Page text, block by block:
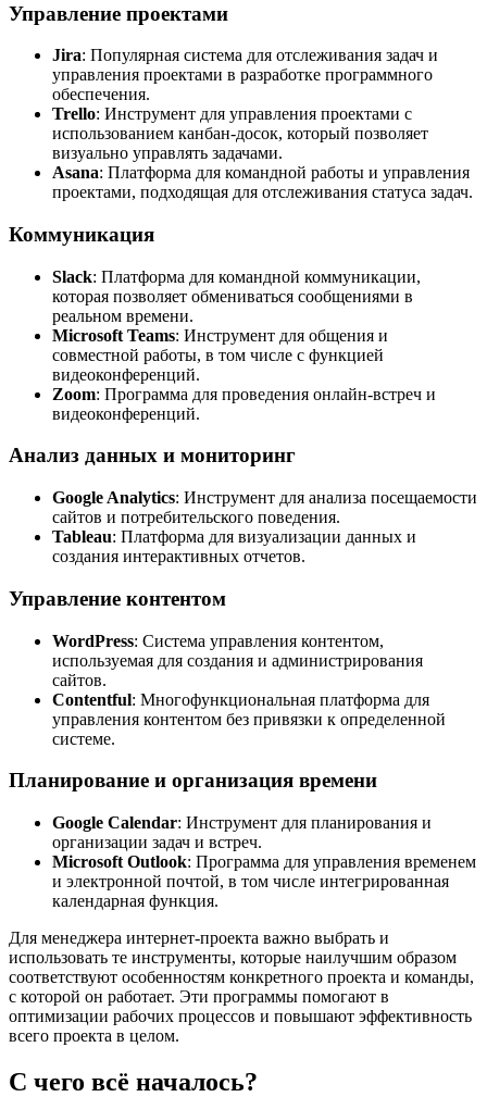
Управление проектами
Jira: Популярная система для отслеживания задач и
управления проектами в разработке программного
обеспечения.
Trello: Инструмент для управления проектами с
использованием канбан-досок, который позволяет
визуально управлять задачами.
Asana: Платформа для командной работы и управления
проектами, подходящая для отслеживания статуса задач.
Коммуникация
Slack: Платформа для командной коммуникации,
которая позволяет обмениваться сообщениями в
реальном времени.
Microsoft Teams: Инструмент для общения и
совместной работы, в том числе с функцией
видеоконференций.
Zoom: Программа для проведения онлайн-встреч и
видеоконференций.
Анализ данных и мониторинг
Google Analytics: Инструмент для анализа посещаемости
сайтов и потребительского поведения.
Tableau: Платформа для визуализации данных и
создания интерактивных отчетов.
Управление контентом
WordPress: Система управления контентом,
используемая для создания и администрирования
сайтов.
Contentful: Многофункциональная платформа для
управления контентом без привязки к определенной
системе.
Планирование и организация времени
Google Calendar: Инструмент для планирования и
организации задач и встреч.
Microsoft Outlook: Программа для управления временем
и электронной почтой, в том числе интегрированная
календарная функция.
Для менеджера интернет-проекта важно выбрать и
использовать те инструменты, которые наилучшим образом
соответствуют особенностям конкретного проекта и команды,
с которой он работает. Эти программы помогают в
оптимизации рабочих процессов и повышают эффективность
всего проекта в целом.
С чего всё началось?